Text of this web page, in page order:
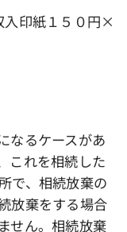
印紙１５０円×
なるケースがあ
これを相続した
で、相続放棄の
放棄をする場合
せん。相続放棄